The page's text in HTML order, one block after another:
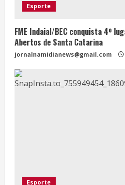
Esporte
FME Indaial/BEC conquista 4º
Abertos de Santa Catarina
jornalnamidianews@gmail.com
Esporte